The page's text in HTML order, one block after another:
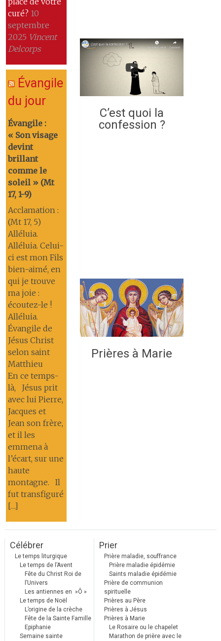
curé? 10
septembre
2025 Vincent
Delcorps
Évangile
du jour
Évangile :
« Son visage
devint
brillant
comme le
soleil » (Mt
17, 1-9)
Acclamation :
(Mt 17, 5)
Alléluia.
Alléluia. Celui-
ci est mon Fils
bien-aimé, en
qui je trouve
ma joie :
écoutez-le !
Alléluia.
Évangile de
Jésus Christ
selon saint
Matthieu
En ce temps-
là, Jésus prit
avec lui Pierre,
Jacques et
Jean son frère,
et il les
emmena à
l’écart, sur une
haute
montagne. Il
fut transfiguré
[…]
C’est quoi la
confession ?
Prières à Marie
Célébrer
Le temps liturgique
Le temps de l’Avent
Fête du Christ Roi de
l’Univers
Les antiennes en »Ô »
Le temps de Noël
L’origine de la crèche
Fête de la Sainte Famille
Epiphanie
Semaine sainte
Prier
Prière maladie, souffrance
Prière maladie épidémie
Saints maladie épidémie
Prière de communion
spirituelle
Prières au Père
Prières à Jésus
Prières à Marie
Le Rosaire ou le chapelet
Marathon de prière avec le